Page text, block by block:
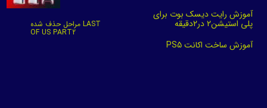
★★★★★
آموزش رایت دیسک بوت برای
پلی استیشن2 در2دقیقه
آموزش ساخت اکانت PS5
مراحل حذف شده LAST
OF US PART2